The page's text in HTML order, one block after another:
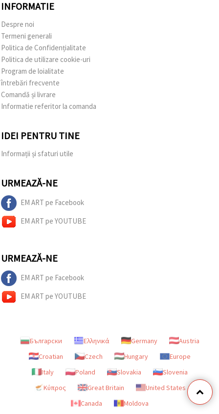
INFORMATIE
Despre noi
Termeni generali
Politica de Confidențialitate
Politica de utilizare cookie-uri
Program de loialitate
întrebări frecvente
Comandă și livrare
Informatie referitor la comanda
IDEI PENTRU TINE
Informații și sfaturi utile
URMEAZĂ-NE
EM ART pe Facebook
EM ART pe YOUTUBE
URMEAZĂ-NE
EM ART pe Facebook
EM ART pe YOUTUBE
Български Ελληνικά Germany
Austria
Croatian
Czech Hungary
Europe
Italy
Poland Slovakia
Slovenia
Κύπρος
Great Britain
United States
Canada
Moldova